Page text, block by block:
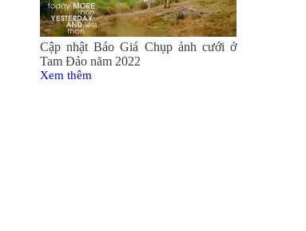
Cập nhật Báo Giá Chụp ảnh cưới ở
Tam Đảo năm 2022
Xem thêm